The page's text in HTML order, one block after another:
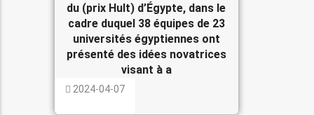
du (prix Hult) d’Égypte, dans le
cadre duquel 38 équipes de 23
universités égyptiennes ont
présenté des idées novatrices
visant à a
2024-04-07